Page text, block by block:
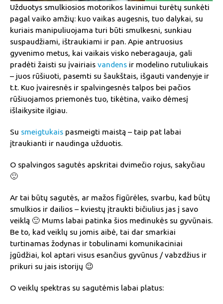
Užduotys smulkiosios motorikos lavinimui turėtų sunkėti
pagal vaiko amžių: kuo vaikas augesnis, tuo dalykai, su
kuriais manipuliuojama turi būti smulkesni, sunkiau
suspaudžiami, ištraukiami ir pan. Apie antruosius
gyvenimo metus, kai vaikais visko neberagauja, gali
pradėti žaisti su įvairiais vandens ir modelino rutuliukais
– juos rūšiuoti, pasemti su šaukštais, išgauti vandenyje ir
t.t. Kuo įvairesnės ir spalvingesnės talpos bei pačios
rūšiuojamos priemonės tuo, tikėtina, vaiko dėmesį
išlaikysite ilgiau.
Su smeigtukais pasmeigti maistą – taip pat labai
įtraukianti ir naudinga užduotis.
O spalvingos sagutės apskritai dvimečio rojus, sakyčiau
🙂
Ar tai būtų sagutės, ar mažos figūrėles, svarbu, kad būtų
smulkios ir dailios – kviestų įtraukti bičiulius jas į savo
veiklą 🙂 Mums labai patinka šios medinukės su gyvūnais.
Be to, kad veiklų su jomis aibė, tai dar smarkiai
turtinamas žodynas ir tobulinami komunikaciniai
įgūdžiai, kol aptari visus esančius gyvūnus / vabzdžius ir
prikuri su jais istorijų 😉
O veiklų spektras su sagutėmis labai platus: